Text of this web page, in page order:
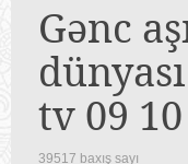
Gənc
tv 09
39517 baxış sayı